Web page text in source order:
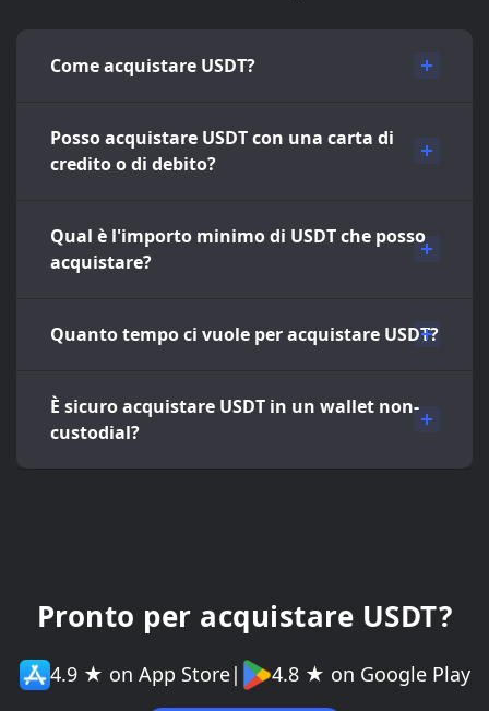
Come acquistare USDT?
Posso acquistare USDT con una carta di
credito o di debito?
Qual è l'importo minimo di USDT che posso
acquistare?
Quanto tempo ci vuole per acquistare USDT?
È sicuro acquistare USDT in un wallet non-
custodial?
Pronto per acquistare USDT?
4.9 ★ on App Store| 4.8 ★ on Google Play